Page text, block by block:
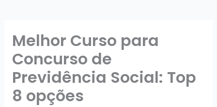
Melhor Curso para
Concurso de
Previdência Social: Top
8 opções